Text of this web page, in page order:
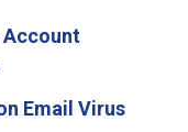
Account
Email Virus